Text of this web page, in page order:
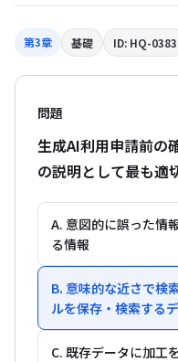
第3章 基礎 ID: HQ-0383
問題
生成AI利用申請前の
の説明として最も適
A. 意図的に誤った情
る情報
B. 意味的な近さで検
ルを保存・検索する
C. 既存データに加工